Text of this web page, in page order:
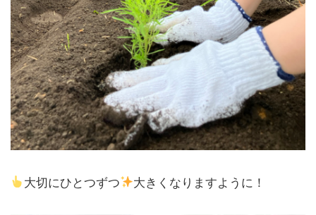
大切にひとつずつ 大きくなりますように！